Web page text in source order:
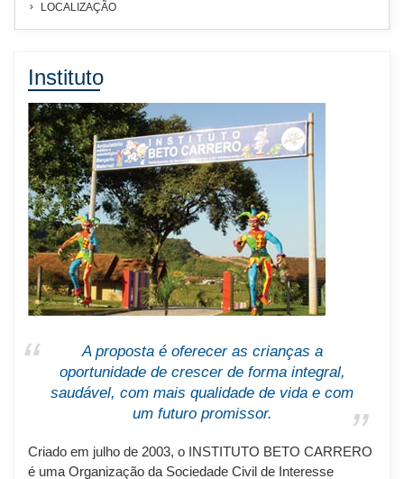
LOCALIZAÇÃO
Instituto
A proposta é oferecer as crianças a
oportunidade de crescer de forma integral,
saudável, com mais qualidade de vida e com
um futuro promissor.
Criado em julho de 2003, o INSTITUTO BETO CARRERO
é uma Organização da Sociedade Civil de Interesse